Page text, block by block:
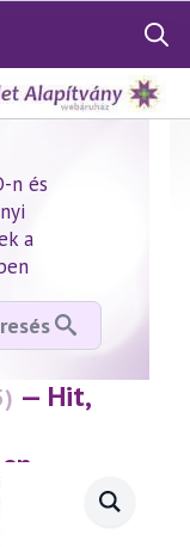
Search
for:
n és
a
— Hit,